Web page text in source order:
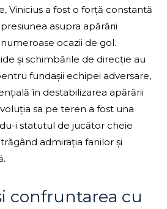
Vinicius a fost o forță constantă
asupra apărării
ocazii de gol.
și schimbările de direcție au
fundașii echipei adversare,
în destabilizarea apărării
sa pe teren a fost una
i statutul de jucător cheie
admirația fanilor și
confruntarea cu